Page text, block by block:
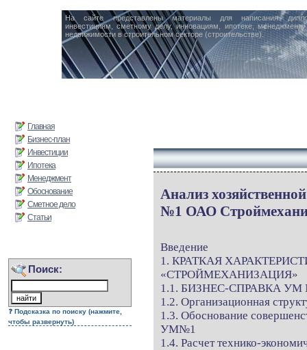
На сайте представлены материалы для написания
инвестициям, сметному делу, инновациям, ипотеке,
недвижимости в строительном секторе (строительстве).
Главная
Бизнес-план
Инвестиции
Ипотека
Менеджмент
Обоснование
Сметное дело
Статьи
Поиск:
Подсказка по поиску (нажмите,
чтобы развернуть)
Анализ
№1 ОАО
Введение
1. КРАТКАЯ
«СТРОЙМЕХАНИЗАЦИЯ»
1.1. БИЗНЕС-СПРАВКА УМ
1.2. Организационная
1.3. Обоснование
УМ№1
1.4. Расчет технико-